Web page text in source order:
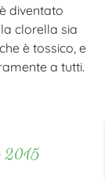
diventato
clorella sia
è tossico, e
a tutti.